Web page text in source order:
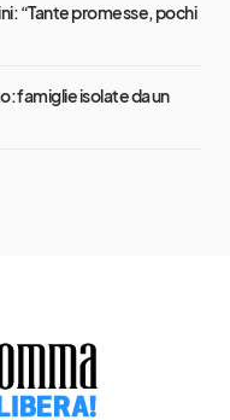
“Tante promesse, pochi
famiglie isolate da un